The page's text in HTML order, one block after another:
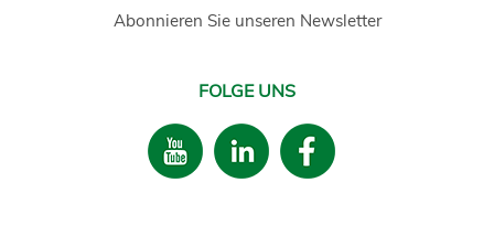
Abonnieren Sie unseren Newsletter
FOLGE UNS